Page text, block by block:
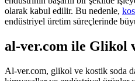
olarak kabul edilir. Bu nedenle,
endüstriyel üretim süreçlerinde
al-ver.com ile Glikol
Al-ver.com, glikol ve kostik soda